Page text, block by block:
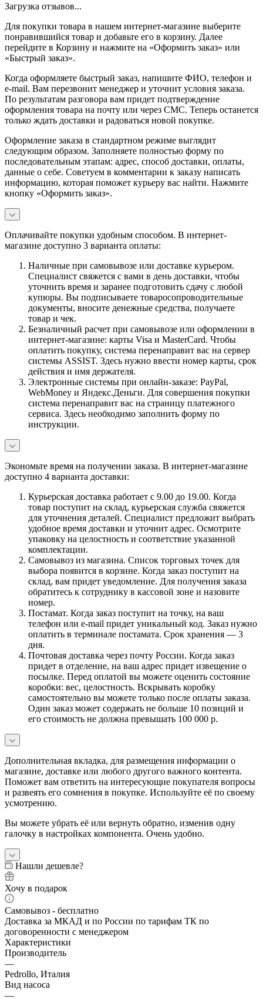
Загрузка отзывов...
Для покупки товара в нашем интернет-магазине выберите
понравившийся товар и добавьте его в корзину. Далее
перейдите в Корзину и нажмите на «Оформить заказ» или
«Быстрый заказ».
Когда оформляете быстрый заказ, напишите ФИО, телефон и
e-mail. Вам перезвонит менеджер и уточнит условия заказа.
По результатам разговора вам придет подтверждение
оформления товара на почту или через СМС. Теперь останется
только ждать доставки и радоваться новой покупке.
Оформление заказа в стандартном режиме выглядит
следующим образом. Заполняете полностью форму по
последовательным этапам: адрес, способ доставки, оплаты,
данные о себе. Советуем в комментарии к заказу написать
информацию, которая поможет курьеру вас найти. Нажмите
кнопку «Оформить заказ».
Оплачивайте покупки удобным способом. В интернет-
магазине доступно 3 варианта оплаты:
Наличные при самовывозе или доставке курьером.
Специалист свяжется с вами в день доставки, чтобы
уточнить время и заранее подготовить сдачу с любой
купюры. Вы подписываете товаросопроводительные
документы, вносите денежные средства, получаете
товар и чек.
Безналичный расчет при самовывозе или оформлении в
интернет-магазине: карты Visa и MasterCard. Чтобы
оплатить покупку, система перенаправит вас на сервер
системы ASSIST. Здесь нужно ввести номер карты, срок
действия и имя держателя.
Электронные системы при онлайн-заказе: PayPal,
WebMoney и Яндекс.Деньги. Для совершения покупки
система перенаправит вас на страницу платежного
сервиса. Здесь необходимо заполнить форму по
инструкции.
Экономьте время на получении заказа. В интернет-магазине
доступно 4 варианта доставки:
Курьерская доставка работает с 9.00 до 19.00. Когда
товар поступит на склад, курьерская служба свяжется
для уточнения деталей. Специалист предложит выбрать
удобное время доставки и уточнит адрес. Осмотрите
упаковку на целостность и соответствие указанной
комплектации.
Самовывоз из магазина. Список торговых точек для
выбора появится в корзине. Когда заказ поступит на
склад, вам придет уведомление. Для получения заказа
обратитесь к сотруднику в кассовой зоне и назовите
номер.
Постамат. Когда заказ поступит на точку, на ваш
телефон или e-mail придет уникальный код. Заказ нужно
оплатить в терминале постамата. Срок хранения — 3
дня.
Почтовая доставка через почту России. Когда заказ
придет в отделение, на ваш адрес придет извещение о
посылке. Перед оплатой вы можете оценить состояние
коробки: вес, целостность. Вскрывать коробку
самостоятельно вы можете только после оплаты заказа.
Один заказ может содержать не больше 10 позиций и
его стоимость не должна превышать 100 000 р.
Дополнительная вкладка, для размещения информации о
магазине, доставке или любого другого важного контента.
Поможет вам ответить на интересующие покупателя вопросы
и развеять его сомнения в покупке. Используйте её по своему
усмотрению.
Вы можете убрать её или вернуть обратно, изменив одну
галочку в настройках компонента. Очень удобно.
Нашли дешевле?
Хочу в подарок
Самовывоз - бесплатно
Доставка за МКАД и по России по тарифам ТК по
договоренности с менеджером
Характеристики
Производитель
—
Pedrollo, Италия
Вид насоса
—